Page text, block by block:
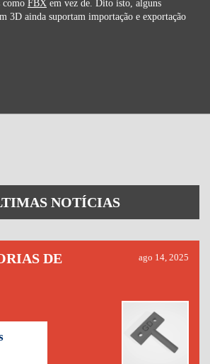
como FBX em vez de. Dito isto, alguns
3D ainda suportam importação e exportação
NOTÍCIAS
DE
ago 14, 2025